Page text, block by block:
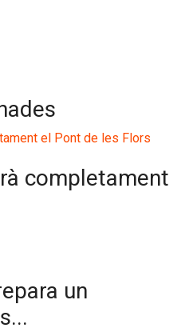
completament
un